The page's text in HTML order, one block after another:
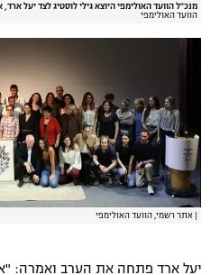
מנכ"ל הוועד האולימפי היוצא גילי לוסטיג לצד יעל
הוועד האולימפי
אתר רשמי, הוועד האולימפי
יעל ארד פתחה את הערב ואמרה: